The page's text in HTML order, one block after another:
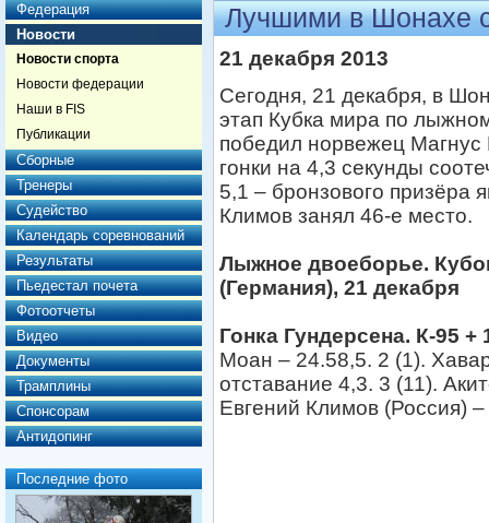
Федерация
Новости
Новости спорта
Новости федерации
Наши в FIS
Публикации
Сборные
Тренеры
Судейство
Календарь соревнований
Результаты
Пьедестал почета
Фотоотчеты
Видео
Документы
Трамплины
Спонсорам
Антидопинг
Последние фото
Лучшими в Шонахе
21 декабря 2013
Сегодня, 21 декабря, в
этап Кубка мира по
победил норвежец
гонки на 4,3 секунды
5,1 – бронзового призёра
Климов занял 46-е место.
Лыжное двоеборье.
(Германия), 21 декабря
Гонка Гундерсена. К-95 +
Моан – 24.58,5. 2 (1).
отставание 4,3. 3 (11).
Евгений Климов (Россия)